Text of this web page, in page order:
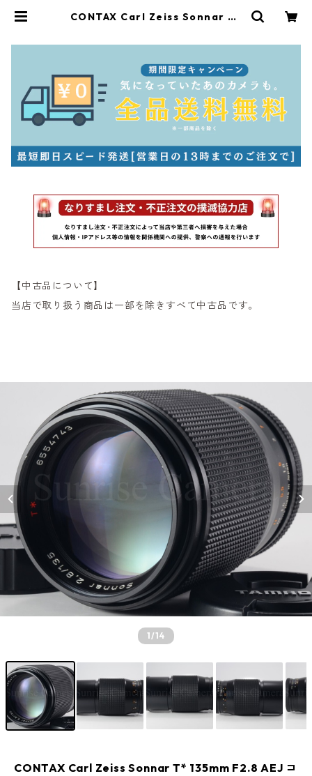
CONTAX Carl Zeiss Sonnar T*
【中古品について】
当店で取り扱う商品は一部を除きすべて中古品です。
1/14
CONTAX Carl Zeiss Sonnar T* 135mm F2.8 AEJ コ